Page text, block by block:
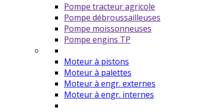
Pompe tracteur agricole
Pompe débroussailleuses
Pompe moissonneuses
Pompe engins TP
Moteur à pistons
Moteur à palettes
Moteur à engr. externes
Moteur à engr. internes